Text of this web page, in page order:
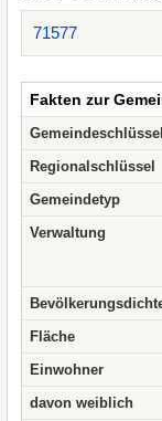
71577
Fakten zur
Gemeindeschlüssel
Regionalschlüssel
Gemeindetyp
Verwaltung
Fläche
Einwohner
davon weiblich